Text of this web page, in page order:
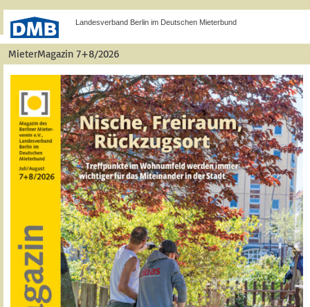
Landesverband Berlin im Deutschen Mieterbund
MieterMagazin 7+8/2026